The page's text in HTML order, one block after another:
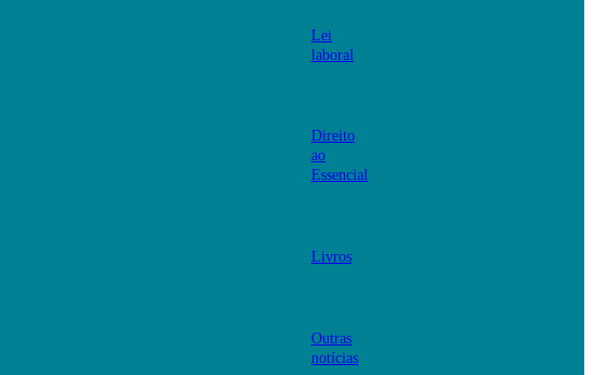
Lei
laboral
Direito
ao
Essencial
Livros
Outras
notícias